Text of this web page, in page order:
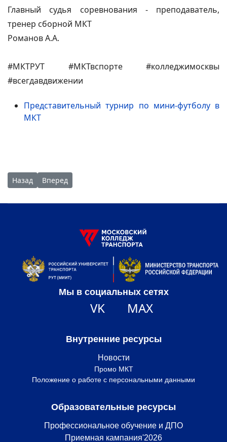
Главный судья соревнования - преподаватель,
тренер сборной МКТ
Романов А.А.
#МКТРУТ #МКТвспорте #колледжимосквы
#всегдавдвижении
Представительный турнир по мини-футболу в
МКТ
Предыдущий: Студенты МКТ вышли на городской субботник
Назад Следующий: МКТ посвятил цикл мероприятий Дню
Вперед
Мы в социальных сетях
VK MAX
Внутренние ресурсы
Новости
Промо МКТ
Положение о работе с персональными данными
Образовательные ресурсы
Профессиональное обучение и ДПО
Приемная кампания'2026